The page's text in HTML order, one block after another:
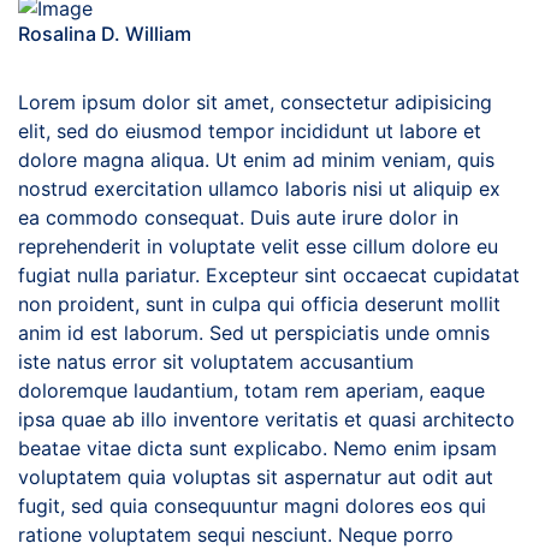
Rosalina D. William
Lorem ipsum dolor sit amet, consectetur adipisicing
elit, sed do eiusmod tempor incididunt ut labore et
dolore magna aliqua. Ut enim ad minim veniam, quis
nostrud exercitation ullamco laboris nisi ut aliquip ex
ea commodo consequat. Duis aute irure dolor in
reprehenderit in voluptate velit esse cillum dolore eu
fugiat nulla pariatur. Excepteur sint occaecat cupidatat
non proident, sunt in culpa qui officia deserunt mollit
anim id est laborum. Sed ut perspiciatis unde omnis
iste natus error sit voluptatem accusantium
doloremque laudantium, totam rem aperiam, eaque
ipsa quae ab illo inventore veritatis et quasi architecto
beatae vitae dicta sunt explicabo. Nemo enim ipsam
voluptatem quia voluptas sit aspernatur aut odit aut
fugit, sed quia consequuntur magni dolores eos qui
ratione voluptatem sequi nesciunt. Neque porro